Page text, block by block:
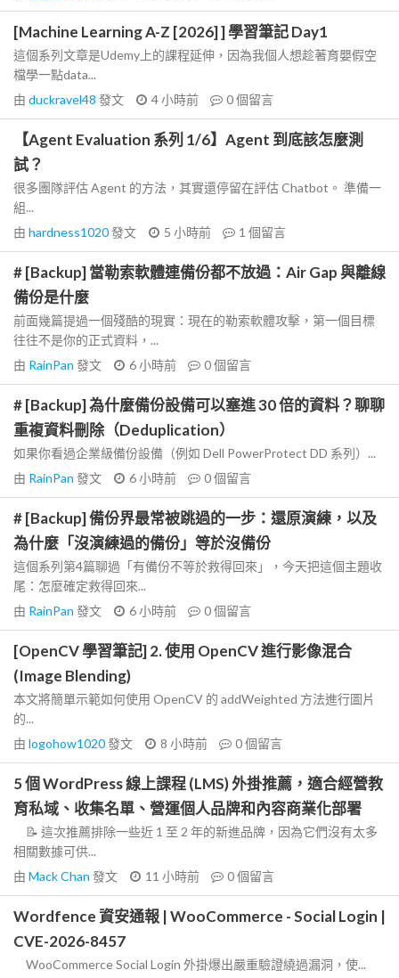
[Machine Learning A-Z [2026] ] 學習筆記 Day1
這個系列文章是Udemy上的課程延伸，因為我個人想趁著育嬰假空
檔學一點data...
由 duckravel48 發文 4 小時前 0個留言
【Agent Evaluation 系列 1/6】Agent 到底該怎麼測
試？
很多團隊評估 Agent 的方法，其實還停留在評估 Chatbot。 準備一
組...
由 hardness1020發文 5 小時前 1 個留言
# [Backup] 當勒索軟體連備份都不放過：Air Gap 與離線
備份是什麼
前面幾篇提過一個殘酷的現實：現在的勒索軟體攻擊，第一個目標
往往不是你的正式資料，...
由 RainPan 發文 6 小時前 0個留言
# [Backup] 為什麼備份設備可以塞進 30 倍的資料？聊聊
重複資料刪除（Deduplication）
如果你看過企業級備份設備（例如 Dell PowerProtect DD 系列）...
由 RainPan 發文 6 小時前 0個留言
# [Backup] 備份界最常被跳過的一步：還原演練，以及
為什麼「沒演練過的備份」等於沒備份
這個系列第4篇聊過「有備份不等於救得回來」，今天把這個主題收
尾：怎麼確定救得回來...
由 RainPan 發文 6 小時前 0個留言
[OpenCV 學習筆記] 2. 使用 OpenCV 進行影像混合
(Image Blending)
本文將簡單示範如何使用 OpenCV 的 addWeighted 方法進行圖片
的...
由 logohow1020發文 8 小時前 0個留言
5 個 WordPress 線上課程 (LMS) 外掛推薦，適合經營教
育私域、收集名單、營運個人品牌和內容商業化部署
📝 這次推薦排除一些近 1 至 2 年的新進品牌，因為它們沒有太多
相關數據可供...
由 Mack Chan 發文 11 小時前 0個留言
Wordfence 資安通報 | WooCommerce - Social Login |
CVE-2026-8457
WooCommerce Social Login 外掛爆出嚴重驗證繞過漏洞，使...